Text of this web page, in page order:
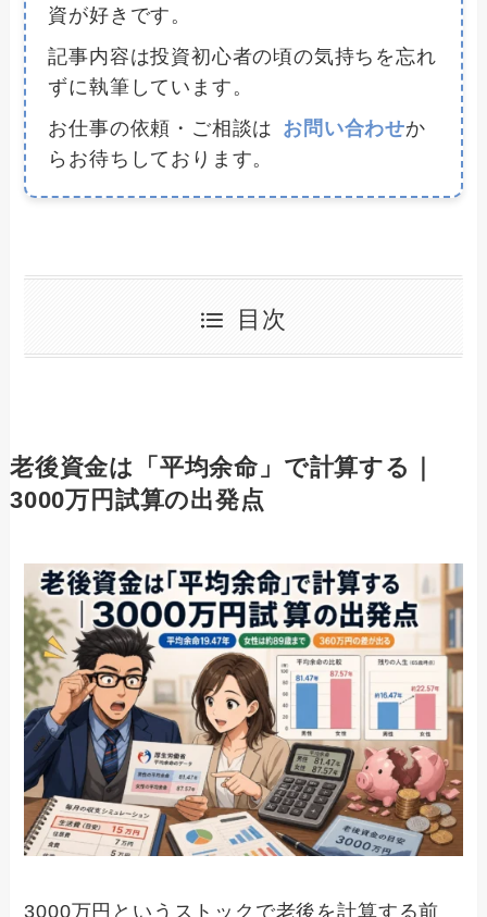
資が好きです。
記事内容は投資初心者の頃の気持ちを忘れ
ずに執筆しています。
お仕事の依頼・ご相談は お問い合わせか
らお待ちしております。
目次
老後資金は「平均余命」で計算する｜
3000万円試算の出発点
3000万円というストックで老後を計算する前